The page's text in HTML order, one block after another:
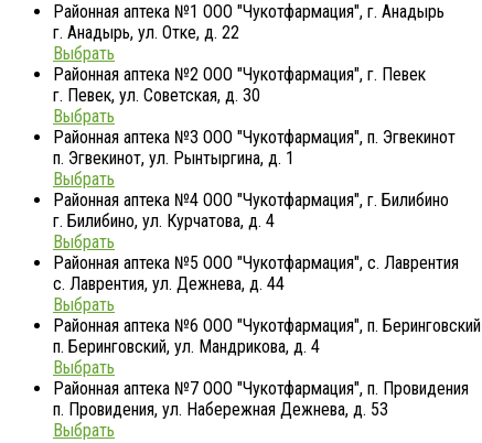
Районная аптека №1 ООО "Чукотфармация", г. Анадырь
г. Анадырь, ул. Отке, д. 22
Выбрать
Районная аптека №2 ООО "Чукотфармация", г. Певек
г. Певек, ул. Советская, д. 30
Выбрать
Районная аптека №3 ООО "Чукотфармация", п. Эгвекинот
п. Эгвекинот, ул. Рынтыргина, д. 1
Выбрать
Районная аптека №4 ООО "Чукотфармация", г. Билибино
г. Билибино, ул. Курчатова, д. 4
Выбрать
Районная аптека №5 ООО "Чукотфармация", с. Лаврентия
с. Лаврентия, ул. Дежнева, д. 44
Выбрать
Районная аптека №6 ООО "Чукотфармация", п. Беринговский
п. Беринговский, ул. Мандрикова, д. 4
Выбрать
Районная аптека №7 ООО "Чукотфармация", п. Провидения
п. Провидения, ул. Набережная Дежнева, д. 53
Выбрать